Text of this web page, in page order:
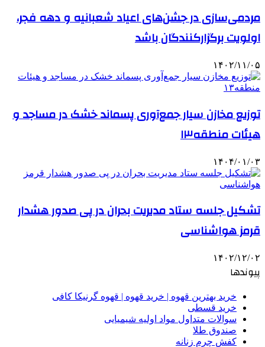
مردمی‌سازی در جشن‌های اعیاد شعبانیه و دهه فجر،
اولویت برگزارکنندگان باشد
۱۴۰۲/۱۱/۰۵
توزیع مخازن سیار جمع‌آوری پسماند خشک در مساجد و
هیئات منطقه۱۳
۱۴۰۴/۰۱/۰۳
تشکیل جلسه ستاد مدیریت بحران در پی صدور هشدار
قرمز هواشناسی
۱۴۰۲/۱۲/۰۲
پیوندها
خرید بهترین قهوه | خرید قهوه | قهوه گرنیکا کافی
خرید قسطی
سوالات متداول مواد اولیه شیمیایی
صندوق طلا
کفش چرم زنانه